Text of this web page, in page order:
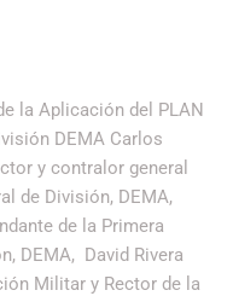
la Aplicación del PLAN
DEMA Carlos
y contralor general
de División, DEMA,
de la Primera
DEMA, David Rivera
Militar y Rector de la